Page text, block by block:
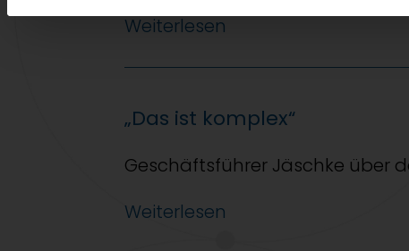
Weiterlesen
„Das ist komplex“
Geschäftsführer Jäschke über
Weiterlesen